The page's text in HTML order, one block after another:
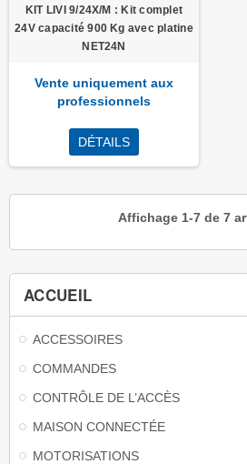
ACCUEIL
ACCESSOIRES
COMMANDES
CONTRÔLE DE L’ACCÈS
MAISON CONNECTÉE
MOTORISATIONS
KIT LIVI 9/24X/M : Kit complet
24V capacité 900 Kg avec platine
NET24N
Vente uniquement aux
professionnels
DÉTAILS
Affichage 1-7 de 7